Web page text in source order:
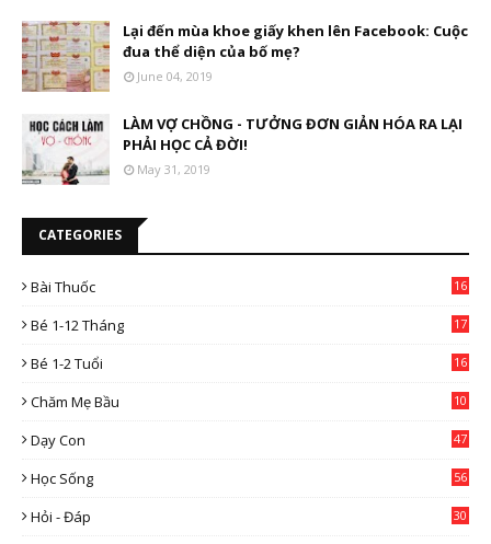
Lại đến mùa khoe giấy khen lên Facebook: Cuộc
đua thể diện của bố mẹ?
June 04, 2019
LÀM VỢ CHỒNG - TƯỞNG ĐƠN GIẢN HÓA RA LẠI
PHẢI HỌC CẢ ĐỜI!
May 31, 2019
CATEGORIES
Bài Thuốc
16
Bé 1-12 Tháng 17
Bé 1-2 Tuổi 16
Chăm Mẹ Bầu
10
Dạy Con
47
Học Sống 56
Hỏi - Đáp 30